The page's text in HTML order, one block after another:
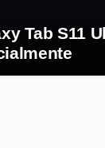
Tab S11